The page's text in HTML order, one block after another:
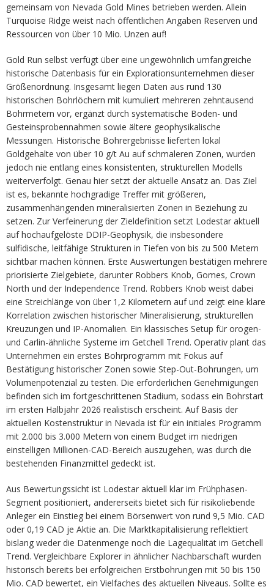
gemeinsam von Nevada Gold Mines betrieben werden. Allein
Turquoise Ridge weist nach öffentlichen Angaben Reserven und
Ressourcen von über 10 Mio. Unzen auf!
Gold Run selbst verfügt über eine ungewöhnlich umfangreiche
historische Datenbasis für ein Explorationsunternehmen dieser
Größenordnung. Insgesamt liegen Daten aus rund 130
historischen Bohrlöchern mit kumuliert mehreren zehntausend
Bohrmetern vor, ergänzt durch systematische Boden- und
Gesteinsprobennahmen sowie ältere geophysikalische
Messungen. Historische Bohrergebnisse lieferten lokal
Goldgehalte von über 10 g/t Au auf schmaleren Zonen, wurden
jedoch nie entlang eines konsistenten, strukturellen Modells
weiterverfolgt. Genau hier setzt der aktuelle Ansatz an. Das Ziel
ist es, bekannte hochgradige Treffer mit größeren,
zusammenhängenden mineralisierten Zonen in Beziehung zu
setzen. Zur Verfeinerung der Zieldefinition setzt Lodestar aktuell
auf hochaufgelöste DDIP-Geophysik, die insbesondere
sulfidische, leitfähige Strukturen in Tiefen von bis zu 500 Metern
sichtbar machen können. Erste Auswertungen bestätigen mehrere
priorisierte Zielgebiete, darunter Robbers Knob, Gomes, Crown
North und der Independence Trend. Robbers Knob weist dabei
eine Streichlänge von über 1,2 Kilometern auf und zeigt eine klare
Korrelation zwischen historischer Mineralisierung, strukturellen
Kreuzungen und IP-Anomalien. Ein klassisches Setup für orogen-
und Carlin-ähnliche Systeme im Getchell Trend. Operativ plant das
Unternehmen ein erstes Bohrprogramm mit Fokus auf
Bestätigung historischer Zonen sowie Step-Out-Bohrungen, um
Volumenpotenzial zu testen. Die erforderlichen Genehmigungen
befinden sich im fortgeschrittenen Stadium, sodass ein Bohrstart
im ersten Halbjahr 2026 realistisch erscheint. Auf Basis der
aktuellen Kostenstruktur in Nevada ist für ein initiales Programm
mit 2.000 bis 3.000 Metern von einem Budget im niedrigen
einstelligen Millionen-CAD-Bereich auszugehen, was durch die
bestehenden Finanzmittel gedeckt ist.
Aus Bewertungssicht ist Lodestar aktuell klar im Frühphasen-
Segment positioniert, andererseits bietet sich für risikoliebende
Anleger ein Einstieg bei einem Börsenwert von rund 9,5 Mio. CAD
oder 0,19 CAD je Aktie an. Die Marktkapitalisierung reflektiert
bislang weder die Datenmenge noch die Lagequalität im Getchell
Trend. Vergleichbare Explorer in ähnlicher Nachbarschaft wurden
historisch bereits bei erfolgreichen Erstbohrungen mit 50 bis 150
Mio. CAD bewertet, ein Vielfaches des aktuellen Niveaus. Sollte es